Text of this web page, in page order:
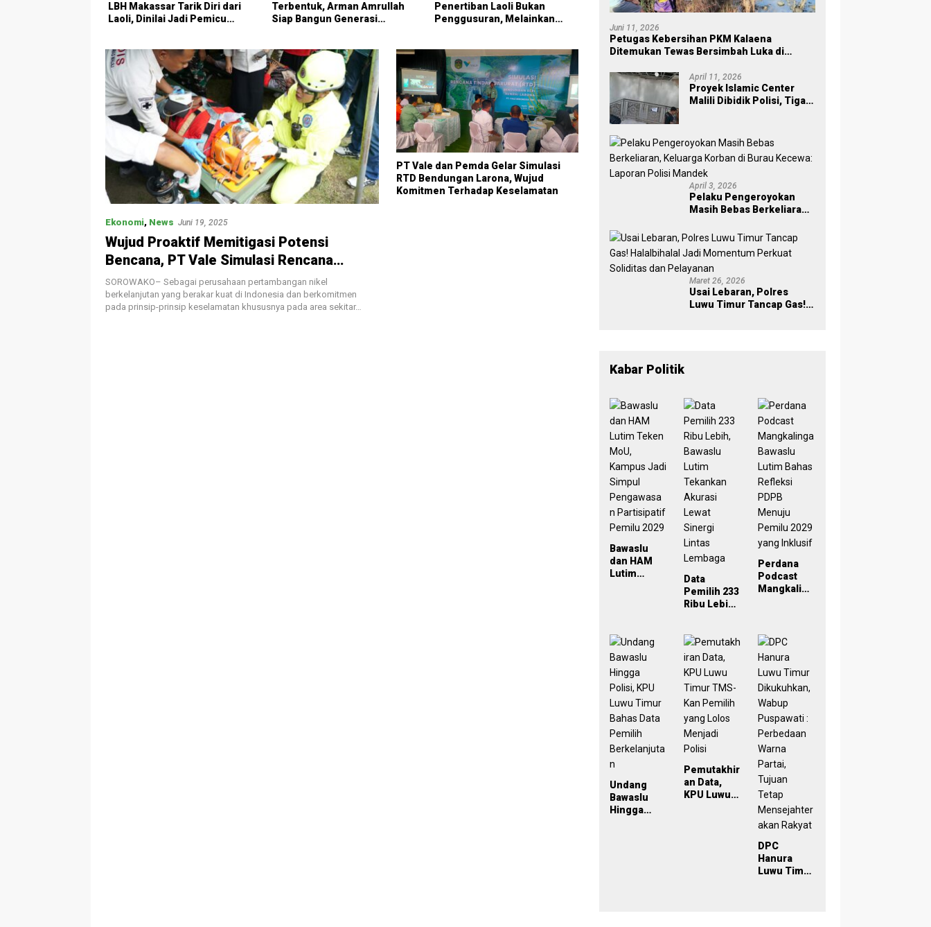
LBH Makassar Tarik Diri dari
Laoli, Dinilai Jadi Pemicu
Terbentuk, Arman Amrullah
Siap Bangun Generasi
Penertiban Laoli Bukan
Penggusuran, Melainkan
Pengosongan Lahan di Laoli,
Petani
Pengadaan Damkar untuk
Tahun Ini
Ekonomi, News Juni 19, 2025
Wujud Proaktif Memitigasi Potensi
Bencana, PT Vale Simulasi Rencana
Tindak Darurat Bendungan Seri Sungai
Larona di Malili
SOROWAKO– Sebagai perusahaan pertambangan nikel
berkelanjutan yang berakar kuat di Indonesia dan berkomitmen
pada prinsip-prinsip keselamatan khususnya pada area sekitar…
PT Vale dan Pemda Gelar Simulasi
RTD Bendungan Larona, Wujud
Komitmen Terhadap Keselamatan
Juni 11, 2026
Petugas Kebersihan PKM Kalaena
Ditemukan Tewas Bersimbah Luka di
April 11, 2026
Proyek Islamic Center
Malili Dibidik Polisi, Tiga
April 3, 2026
Pelaku Pengeroyokan
Masih Bebas Berkeliaran,
Kecewa: Laporan Polisi
Mandek
Maret 26, 2026
Usai Lebaran, Polres
Luwu Timur Tancap Gas!
Kabar Politik
Bawaslu
dan HAM
Lutim
Pengawasa
n
Partisipatif
Pemilu
2029
Data
Pemilih 233
Ribu Lebih,
Tekankan
Akurasi
Lewat
Sinergi
Lintas
Lembaga
Perdana
Podcast
Mangkaling
Refleksi
PDPB
Menuju
Pemilu
2029 yang
Inklusif
Undang
Bawaslu
Hingga
Pemutakhir
an Data,
KPU Luwu
DPC
Hanura
Luwu Timur